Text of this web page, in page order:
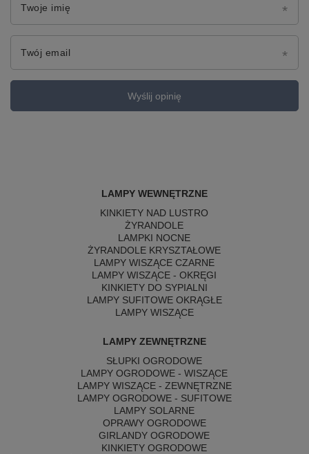
Twoje imię
Twój email
Wyślij opinię
LAMPY WEWNĘTRZNE
KINKIETY NAD LUSTRO
ŻYRANDOLE
LAMPKI NOCNE
ŻYRANDOLE KRYSZTAŁOWE
LAMPY WISZĄCE CZARNE
LAMPY WISZĄCE - OKRĘGI
KINKIETY DO SYPIALNI
LAMPY SUFITOWE OKRĄGŁE
LAMPY WISZĄCE
LAMPY ZEWNĘTRZNE
SŁUPKI OGRODOWE
LAMPY OGRODOWE - WISZĄCE
LAMPY WISZĄCE - ZEWNĘTRZNE
LAMPY OGRODOWE - SUFITOWE
LAMPY SOLARNE
OPRAWY OGRODOWE
GIRLANDY OGRODOWE
KINKIETY OGRODOWE